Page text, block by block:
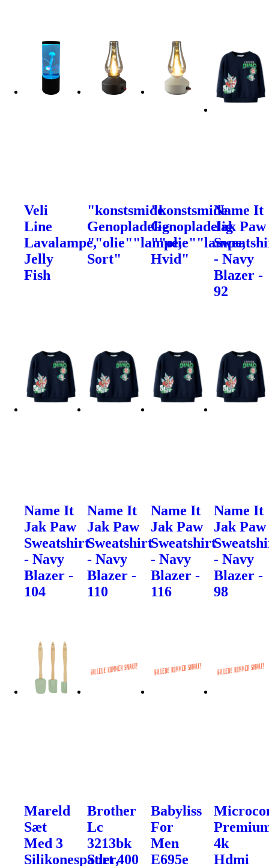
Veli
Line
Lavalampe,
Jelly
Fish
"konstsmide
Genopladelig
""olie""lampe,
Sort"
"konstsmide
Genopladelig
""olie""lampe,
Hvid"
Name It
Jak Paw
- Navy
Blazer -
92
Name It
Jak Paw
Sweatshirt
- Navy
Blazer -
104
Name It
Jak Paw
Sweatshirt
- Navy
Blazer -
110
Name It
Jak Paw
Sweatshirt
- Navy
Blazer -
116
Name It
Jak Paw
- Navy
Blazer -
98
Mareld
Sæt
Med 3
Silikonespatler,
Brother
Lc
3213bk
Sort 400
Babyliss
For
Men
E695e
4k
Hdmi